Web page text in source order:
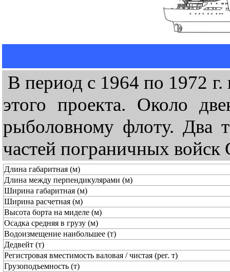
В период с 1964 по 1972
этого проекта. Около
рыболовному флоту. Два
частей пограничных
Длина габаритная (м)
Длина между перпендикулярами (м)
Ширина габаритная (м)
Ширина расчетная (м)
Высота борта на миделе (м)
Осадка средняя в грузу (м)
Водоизмещение наибольшее (т)
Дедвейт (т)
Регистровая вместимость валовая / чистая (рег. т)
Грузоподъемность (т)